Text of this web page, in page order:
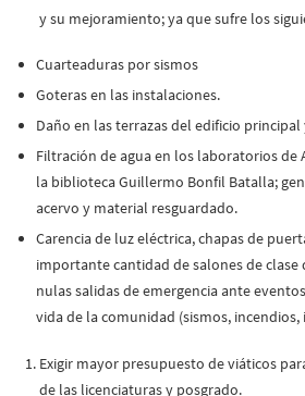
y su mejoramiento; ya que sufre los
Cuarteaduras por sismos
Goteras en las instalaciones.
Daño en las terrazas del edificio
Filtración de agua en los laboratorios de
la biblioteca Guillermo Bonfil Batalla;
acervo y material resguardado.
Carencia de luz eléctrica, chapas de
importante cantidad de salones de clase
nulas salidas de emergencia ante
vida de la comunidad (sismos, incendios,
Exigir mayor presupuesto de viáticos
de las licenciaturas y posgrado.